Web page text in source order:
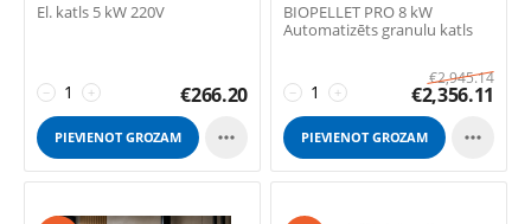
El. katls 5 kW 220V
+
− €266.20
PIEVIENOT GROZAM 
BIOPELLET PRO 8 kW
Automatizēts granulu katls
+
−
€2,945.14
€2,356.11
PIEVIENOT GROZAM 